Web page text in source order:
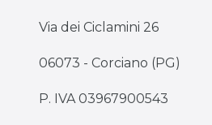
Via dei Ciclamini 26
06073 - Corciano (PG)
P. IVA 03967900543